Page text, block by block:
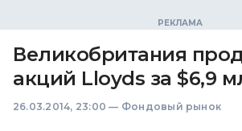
Великобритания
акций Lloyds за $6,9
26.03.2014, 23:00 — Фондовый рынок